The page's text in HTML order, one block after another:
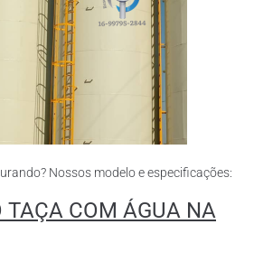
Nossos modelo e especificações:
TAÇA COM ÁGUA NA